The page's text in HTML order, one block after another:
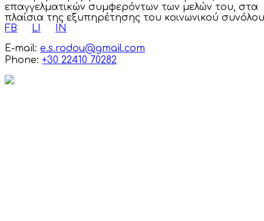
επαγγελματικών συμφερόντων των μελών του, στα
πλαίσια της εξυπηρέτησης του κοινωνικού
FB
LI
IN
E-mail: e.s.rodou@gmail.com
Phone: +30 22410 70282